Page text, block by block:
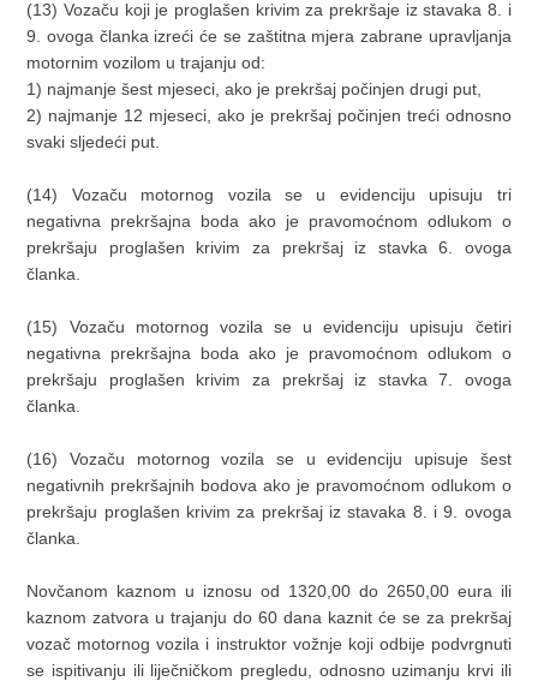
(13) Vozaču koji je proglašen krivim za prekršaje iz stavaka 8. i
9. ovoga članka izreći će se zaštitna mjera zabrane upravljanja
motornim vozilom u trajanju od:
1) najmanje šest mjeseci, ako je prekršaj počinjen drugi put,
2) najmanje 12 mjeseci, ako je prekršaj počinjen treći odnosno
svaki sljedeći put.
(14) Vozaču motornog vozila se u evidenciju upisuju tri
negativna prekršajna boda ako je pravomoćnom odlukom o
prekršaju proglašen krivim za prekršaj iz stavka 6. ovoga
članka.
(15) Vozaču motornog vozila se u evidenciju upisuju četiri
negativna prekršajna boda ako je pravomoćnom odlukom o
prekršaju proglašen krivim za prekršaj iz stavka 7. ovoga
članka.
(16) Vozaču motornog vozila se u evidenciju upisuje šest
negativnih prekršajnih bodova ako je pravomoćnom odlukom o
prekršaju proglašen krivim za prekršaj iz stavaka 8. i 9. ovoga
članka.
Novčanom kaznom u iznosu od 1320,00 do 2650,00 eura ili
kaznom zatvora u trajanju do 60 dana kaznit će se za prekršaj
vozač motornog vozila i instruktor vožnje koji odbije podvrgnuti
se ispitivanju ili liječničkom pregledu, odnosno uzimanju krvi ili